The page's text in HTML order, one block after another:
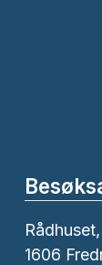
1606